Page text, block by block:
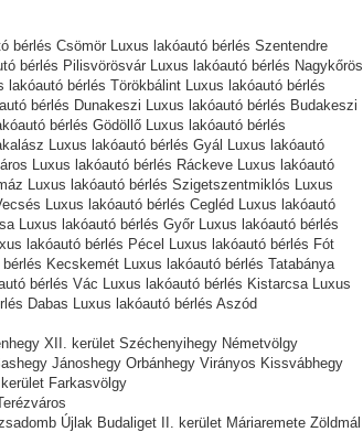
bérlés Csömör Luxus lakóautó bérlés Szentendre
bérlés Pilisvörösvár Luxus lakóautó bérlés Nagykőrös
bérlés Törökbálint Luxus lakóautó bérlés
bérlés Dunakeszi Luxus lakóautó bérlés Budakeszi
bérlés Gödöllő Luxus lakóautó bérlés
Luxus lakóautó bérlés Gyál Luxus lakóautó
Luxus lakóautó bérlés Ráckeve Luxus lakóautó
Luxus lakóautó bérlés Szigetszentmiklós Luxus
Luxus lakóautó bérlés Cegléd Luxus lakóautó
Luxus lakóautó bérlés Győr Luxus lakóautó bérlés
lakóautó bérlés Pécel Luxus lakóautó bérlés Fót
Kecskemét Luxus lakóautó bérlés Tatabánya
bérlés Vác Luxus lakóautó bérlés Kistarcsa Luxus
Dabas Luxus lakóautó bérlés Aszód
XII. kerület Széchenyihegy Németvölgy
Jánoshegy Orbánhegy Virányos Kissvábhegy
Farkasvölgy
Újlak Budaliget II. kerület Máriaremete Zöldmál